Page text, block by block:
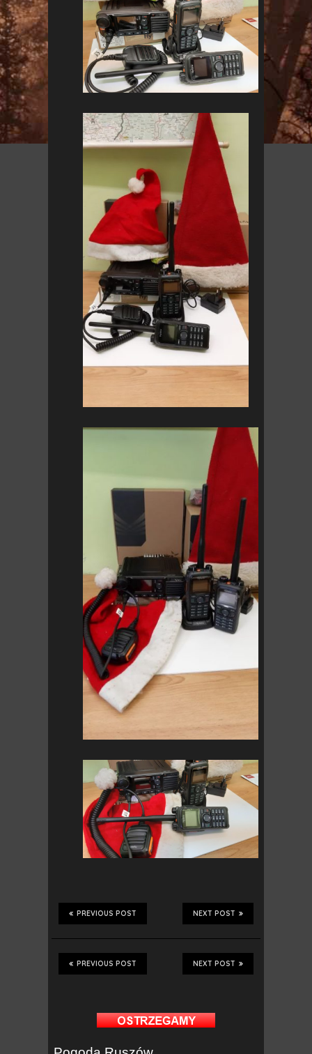
NEXT POST
PREVIOUS POST
NEXT POST
PREVIOUS POST